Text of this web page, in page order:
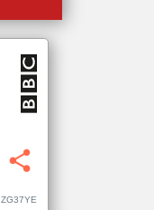
ZG37YE